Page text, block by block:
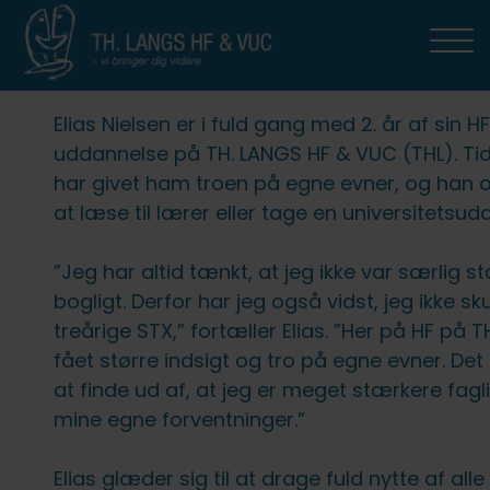
Elias Nielsen er i fuld gang med 2. år af sin
uddannelse på TH. LANGS HF & VUC (THL).
har givet ham troen på egne evner, og han
at læse til lærer eller tage en
”Jeg har altid tænkt, at jeg ikke var særlig
bogligt. Derfor har jeg også vidst, jeg ikke
treårige STX,” fortæller Elias. ”Her på HF på
fået større indsigt og tro på egne evner.
at finde ud af, at jeg er meget stærkere
mine egne forventninger.”
Elias glæder sig til at drage fuld nytte af alle
Uddannelser
HF2
HF2
Om HF2
Linjer
Fag og opbygning
Studietur
Mere om HF2 på TH. LANGS HF &
VUC
Mobilpolitik: Faglighed og
HF-Ordblind (HFO)
HF-Ordblind (HFO)
Om HFO
Fag og opbygning
Optagelse på HFO
HFE
HFE
Om HFE
Professionspakker
Fuld HF
Fag
Tilmelding og økonomi
Hf-enkeltfag som
fjernundervisning
HF3
HF3
Om HF3
Fag og opbygning
Optagelse og økonomi
AVU (9.-10. klasse)
AVU (9.-10. klasse)
Om AVU
Tilmelding og økonomi
OBU (ordblindeundervisning)
OBU (ordblindeundervisning)
Om OBU
FVU (forb. voksenundervisning)
Om FVU
Undervisning
THL Erhverv
TH. LANGS HF & VUC erhverv
Virksomhederne fortæller
Om FVU
Om OBU
Studiestøtte
Studievejledning
SU-vejledning
Specialpædagogisk støtte og
læsevejledning
Mentorer
Kompetencevurdering
Efter Hf?
For elever og kursister
Studielivet på TH. LANGS HF & VUC
Elevrådet
Studie- og ordensregler
Om eksamen
Ferieplan
Om TH. LANGS HF & VUC
Kontakt os
Medarbejdere
Bestyrelsen
Værdigrundlag og strategi
Om skolen
Samarbejdspartnere